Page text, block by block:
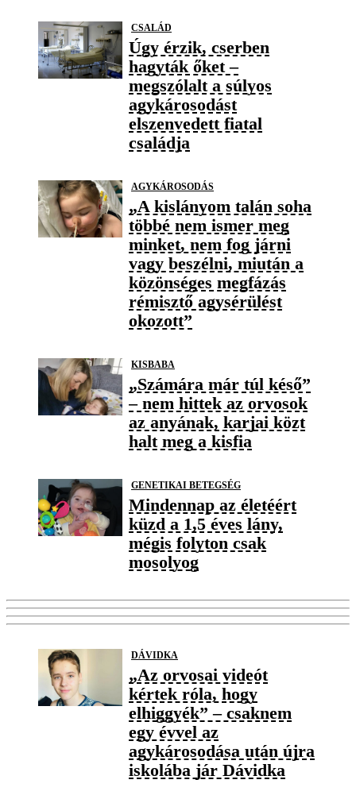
CSALÁD
Úgy érzik, cserben
hagyták őket –
megszólalt a súlyos
agykárosodást
elszenvedett fiatal
családja
AGYKÁROSODÁS
„A kislányom talán soha
többé nem ismer meg
minket, nem fog járni
vagy beszélni, miután a
közönséges megfázás
rémisztő agysérülést
okozott”
KISBABA
„Számára már túl késő”
– nem hittek az orvosok
az anyának, karjai közt
halt meg a kisfia
GENETIKAI BETEGSÉG
Mindennap az életéért
küzd a 1,5 éves lány,
mégis folyton csak
mosolyog
DÁVIDKA
„Az orvosai videót
kértek róla, hogy
elhiggyék” – csaknem
egy évvel az
agykárosodása után újra
iskolába jár Dávidka